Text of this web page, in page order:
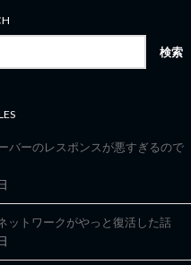
バーのレスポンスが悪すぎるので
ットワークがやっと復活した話